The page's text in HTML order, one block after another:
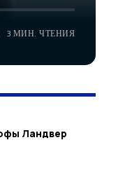
3 МИН. ЧТЕНИЯ
Ландвер